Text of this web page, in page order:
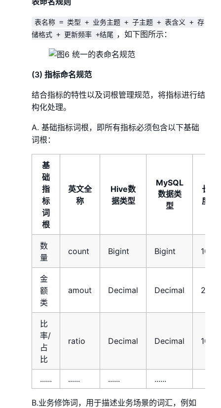
表名称 = 类型 + 业务主题 + 子主题 + 表含义 + 存
储格式 + 更新频率 +结尾 ，如下图所示：
(3) 指标命名规范
结合指标的特性以及词根管理规范，将指标进行结
构化处理。
A. 基础指标词根，即所有指标必须包含以下基础
词根：
基
础
指
标
词
根
英文全
称
Hive数
据类型
MySQL
数据类
型
长
度
数
量
count Bigint Bigint 10
金
额
类
amout Decimal Decimal 20
比
率/
占
比
ratio Decimal Decimal 10
...... ...... ...... ......
B.业务修饰词，用于描述业务场景的词汇，例如